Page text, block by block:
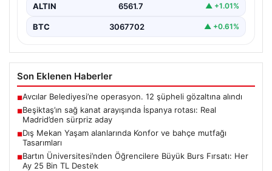
ALTIN 6561.7 ▲ +1.01%
BTC 3067702 ▲ +0.61%
Son Eklenen Haberler
■Avcılar Belediyesi’ne operasyon. 12 şüpheli gözaltına alındı
■Beşiktaş’ın sağ kanat arayışında İspanya rotası: Real
Madrid’den sürpriz aday
■Dış Mekan Yaşam alanlarında Konfor ve bahçe mutfağı
Tasarımları
■Bartın Üniversitesi’nden Öğrencilere Büyük Burs Fırsatı: Her
Ay 25 Bin TL Destek